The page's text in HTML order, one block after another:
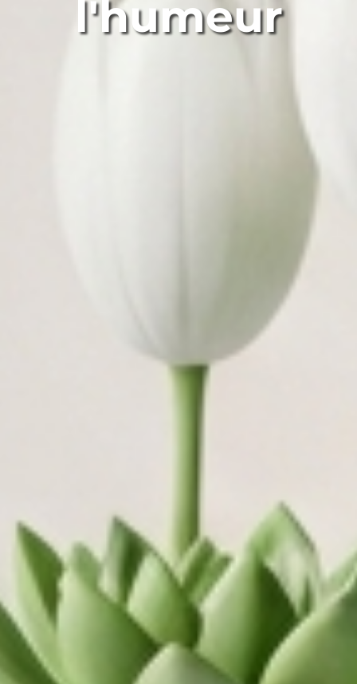
l'humeur